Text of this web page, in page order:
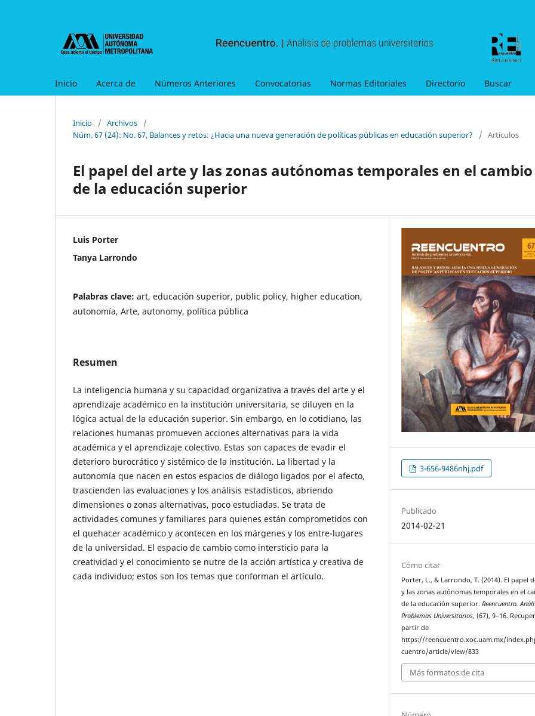
Inicio Acerca de Números Anteriores Convocatorias Normas Editoriales Directorio Buscar
Inicio / Archivos
/
Núm. 67 (24): No. 67, Balances y retos: ¿Hacia una nueva generación de políticas públicas en educación superior?
/ Artículos
El papel del arte y las zonas autónomas temporales en el cambio
de la educación superior
Luis Porter
Tanya Larrondo
Palabras clave: art, educación superior, public policy, higher education,
autonomía, Arte, autonomy, política pública
Resumen
La inteligencia humana y su capacidad organizativa a través del arte y el
aprendizaje académico en la institución universitaria, se diluyen en la
lógica actual de la educación superior. Sin embargo, en lo cotidiano, las
relaciones humanas promueven acciones alternativas para la vida
académica y el aprendizaje colectivo. Estas son capaces de evadir el
deterioro burocrático y sistémico de la institución. La libertad y la
autonomía que nacen en estos espacios de diálogo ligados por el afecto,
trascienden las evaluaciones y los análisis estadísticos, abriendo
dimensiones o zonas alternativas, poco estudiadas. Se trata de
actividades comunes y familiares para quienes están comprometidos con
el quehacer académico y acontecen en los márgenes y los entre-lugares
de la universidad. El espacio de cambio como intersticio para la
creatividad y el conocimiento se nutre de la acción artística y creativa de
cada individuo; estos son los temas que conforman el artículo.
3-656-9486nhj.pdf
Publicado
2014-02-21
Cómo citar
Porter, L., & Larrondo, T. (2014). El papel
y las zonas autónomas temporales en el
de la educación superior.Reencuentro.
Problemas Universitarios, (67), 9–16.
partir de
https://reencuentro.xoc.uam.mx/
cuentro/article/view/833
Más formatos de cita